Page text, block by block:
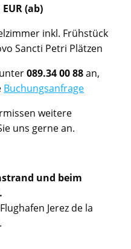
(ab)
inkl. Frühstück
Sancti Petri Plätzen
unter089.34 00 88an,
Buchungsanfrage
weitere
uns gerne an.
und beim
Jerez de la